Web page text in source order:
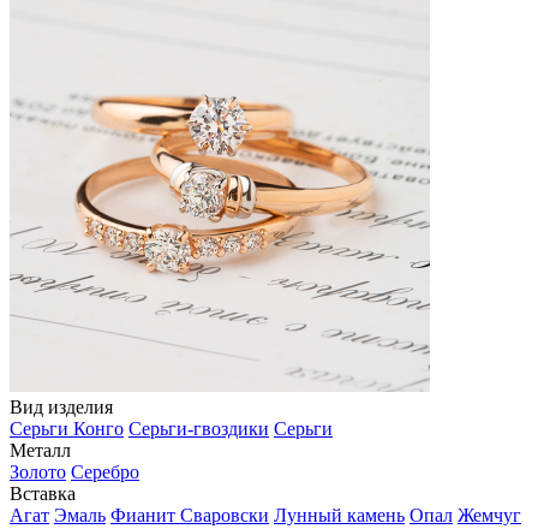
Вид изделия
Серьги Конго Серьги-гвоздики Серьги
Металл
Золото Серебро
Вставка
Агат Эмаль Фианит Сваровски Лунный камень Опал Жемчуг